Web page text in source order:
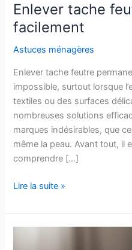
Enlever tache
facilement
Astuces ménagères
Enlever tache feutre
impossible, surtout lorsque
textiles ou des surfaces
nombreuses solutions
marques indésirables, que
même la peau. Avant tout, il
comprendre […]
Enlever
feutre
permanent
Lire la suite »